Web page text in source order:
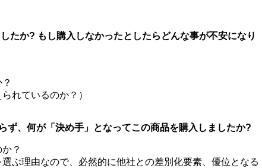
たか? もし購入しなかったとしたらどんな事が不安になり
れているのか？）
ず、何が「決め手」となってこの商品を購入しましたか?
？
ぶ理由なので、必然的に他社との差別化要素、優位となる